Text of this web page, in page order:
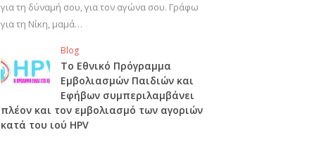
για τη δύναμή σου, για τον αγώνα σου. Γράφω
για τη Νίκη, μαμά…
Blog
Το Εθνικό Πρόγραμμα
Εμβολιασμών Παιδιών και
Εφήβων συμπεριλαμβάνει
πλέον και τον εμβολιασμό των αγοριών
κατά του ιού HPV